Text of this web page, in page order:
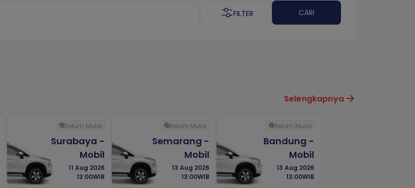
FILTER CARI
Selengkapnya
Belum Mulai
Surabaya -
Mobil
11 Aug 2026
13:00WIB
Belum Mulai
Semarang -
Mobil
13 Aug 2026
13:00WIB
Belum Mulai
Bandung -
Mobil
13 Aug 2026
13:00WIB